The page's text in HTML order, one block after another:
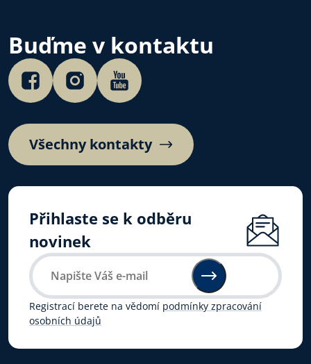
Buďme v kontaktu
Všechny kontakty
Přihlaste se k odběru
novinek
Registrací berete na vědomí podmínky zpracování
osobních údajů